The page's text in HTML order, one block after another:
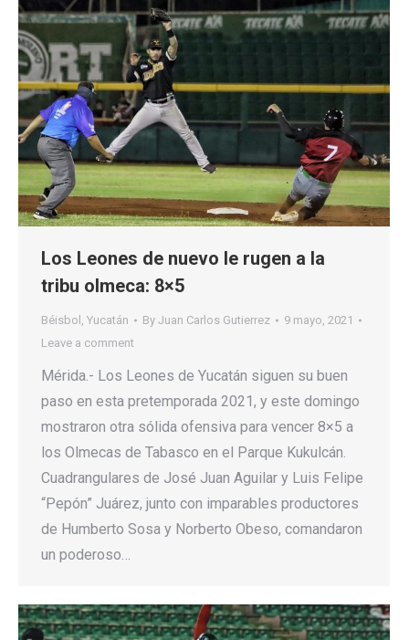
Los Leones de nuevo le rugen a la
tribu olmeca: 8×5
Béisbol , Yucatán By Juan Carlos Gutierrez
9 mayo, 2021
Leave a comment
Mérida.- Los Leones de Yucatán siguen su buen
paso en esta pretemporada 2021, y este domingo
mostraron otra sólida ofensiva para vencer 8×5 a
los Olmecas de Tabasco en el Parque Kukulcán.
Cuadrangulares de José Juan Aguilar y Luis Felipe
“Pepón” Juárez, junto con imparables productores
de Humberto Sosa y Norberto Obeso, comandaron
un poderoso…